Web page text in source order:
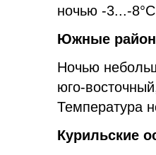
ночью -3...-
Южные
Ночью
юго-
Температура
Курильские